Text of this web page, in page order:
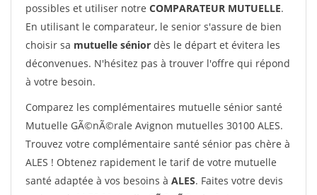
possibles et utiliser notre COMPARATEUR MUTUELLE.
En utilisant le comparateur, le senior s'assure de bien
choisir sa mutuelle sénior dès le départ et évitera les
déconvenues. N'hésitez pas à trouver l'offre qui répond
à votre besoin.
Comparez les complémentaires mutuelle sénior santé
Mutuelle GÃ©nÃ©rale Avignon mutuelles 30100 ALES.
Trouvez votre complémentaire santé sénior pas chère à
ALES ! Obtenez rapidement le tarif de votre mutuelle
santé adaptée à vos besoins à ALES. Faites votre devis